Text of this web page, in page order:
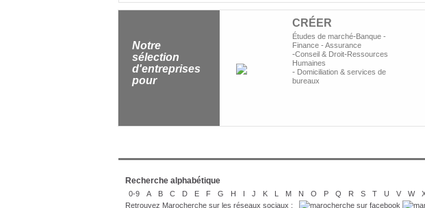
Notre
sélection
d'entreprises
pour
CRÉER
Études de marché-Banque -
Finance - Assurance
-Conseil & Droit-Ressources
Humaines
- Domiciliation & services de
bureaux
Recherche alphabétique
0-9 A B C D E F G H I J K L M N O P Q R S T U V W
Retrouvez Marocherche sur les réseaux sociaux :